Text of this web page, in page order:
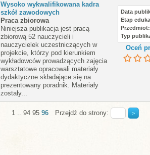
Wysoko wykwalifikowana kadra
szkół zawodowych
Praca zbiorowa
Niniejsza publikacja jest pracą
zbiorową 52 nauczycieli i
nauczycielek uczestniczących w
projekcie, którzy pod kierunkiem
wykładowców prowadzących zajęcia
warsztatowe opracowali materiały
dydaktyczne składające się na
prezentowany poradnik. Materiały
zostały...
Data
Etap
Przedmiot
Typ
Oceń
1 .. 94 95 96 Przejdź do strony: